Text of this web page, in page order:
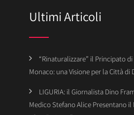
Ultimi Articoli
“Rinaturalizzare” il Principato di
Monaco: una Visione per la Città di
LIGURIA: il Giornalista Dino
Medico Stefano Alice Presentano